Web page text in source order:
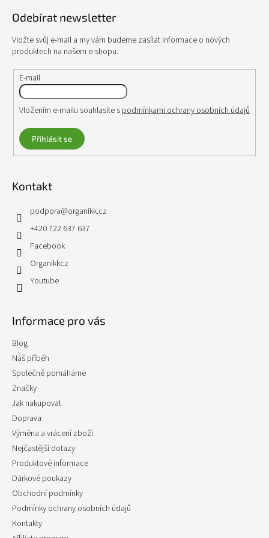
Odebírat newsletter
Vložte svůj e-mail a my vám budeme zasílat informace o nových
produktech na našem e-shopu.
E-mail
Vložením e-mailu souhlasíte s podmínkami ochrany osobních údajů
Přihlásit se
Kontakt
podpora@organikk.cz
+420 722 637 637
Facebook
Organikkcz
Youtube
Informace pro vás
Blog
Náš příběh
Společně pomáháme
Značky
Jak nakupovat
Doprava
Výměna a vrácení zboží
Nejčastější dotazy
Produktové informace
Dárkové poukazy
Obchodní podmínky
Podmínky ochrany osobních údajů
Kontakty